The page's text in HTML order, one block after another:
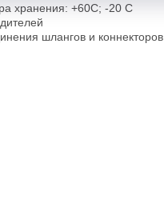
хранения: +60С; -20 C
шлангов и коннекторов